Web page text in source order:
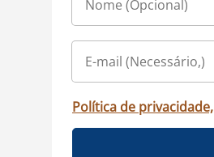
Política de privacidade,